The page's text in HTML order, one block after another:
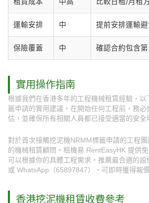
運輸安排 中 提前安排運輸
保險覆蓋 中 確認合約包含
實用操作指南
根據我們在香港多年的工程機械租賃經驗，
籤申請的實用建議。在開始任何工程前，務
估，並確保所有相關人員都已接受適當的安全
對於首次接觸挖泥機NRMM標籤申請的工程
的機械租賃顧問。租機易 RentEasyHK 提供
可以根據你的具體工程需求，推薦最合適的
或 WhatsApp（65897847），可即時獲得報
香港挖泥機租賃收費參考